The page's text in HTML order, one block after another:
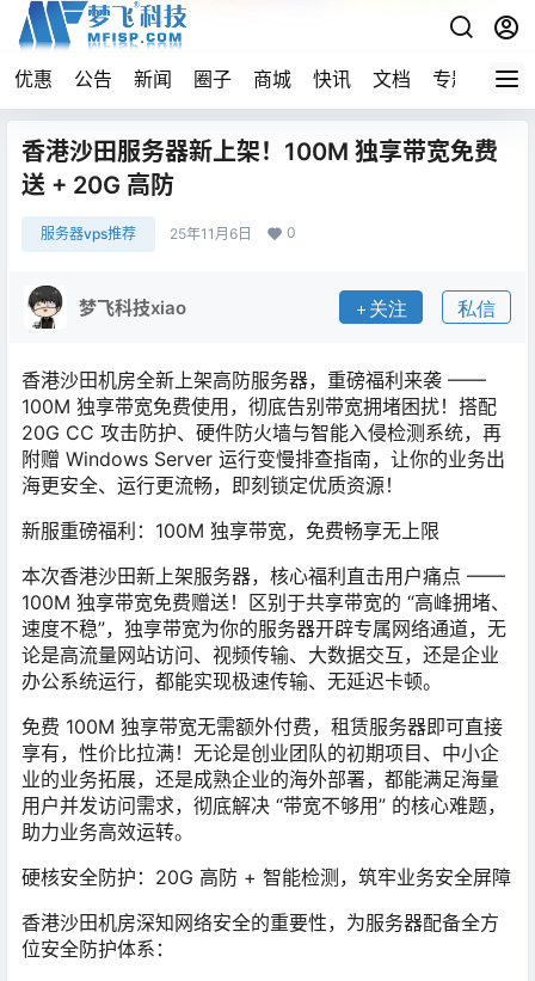
优惠 公告 新闻 圈子 商城 快讯 文档 专题 导航
香港沙田服务器新上架！100M 独享带宽免费
送 + 20G 高防
服务器vps推荐 25年11月6日 0
梦飞科技xiao 关注 私信
香港沙田机房全新上架高防服务器，重磅福利来袭 ——
100M 独享带宽免费使用 ，彻底告别带宽拥堵困扰！搭配
20G CC 攻击防护、硬件防火墙与智能入侵检测系统，再
附赠 Windows Server 运行变慢排查指南，让你的业务出
海更安全、运行更流畅，即刻锁定优质资源！
新服重磅福利：100M 独享带宽，免费畅享无上限
本次香港沙田新上架服务器，核心福利直击用户痛点 ——
100M 独享带宽免费赠送！区别于共享带宽的 “高峰拥堵、
速度不稳”，独享带宽为你的服务器开辟专属网络通道，无
论是高流量网站访问、视频传输、大数据交互，还是企业
办公系统运行，都能实现极速传输、无延迟卡顿。
免费 100M 独享带宽无需额外付费，租赁服务器即可直接
享有，性价比拉满！无论是创业团队的初期项目、中小企
业的业务拓展，还是成熟企业的海外部署，都能满足海量
用户并发访问需求，彻底解决 “带宽不够用” 的核心难题，
助力业务高效运转。
硬核安全防护：20G 高防 + 智能检测，筑牢业务安全屏障
香港沙田机房深知网络安全的重要性，为服务器配备全方
位安全防护体系：